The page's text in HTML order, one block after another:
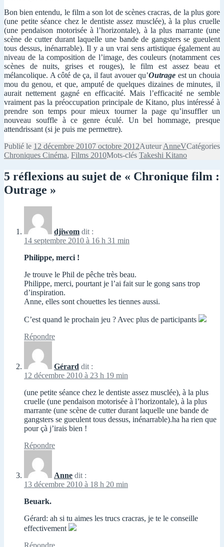
Bon bien entendu, le film a son lot de scènes cracras, de la plus gore
(une petite séance chez le dentiste assez musclée), à la plus cruelle
(une pendaison motorisée à l’horizontale), à la plus marrante (une
scène de cutter durant laquelle une bande de gangsters se gueulent
tous dessus, inénarrable). Il y a un vrai sens artistique également au
niveau de la composition de l’image, des couleurs (notamment ces
scènes de nuits, grises et rouges), le film est assez beau et
mélancolique. A côté de ça, il faut avouer qu’Outrage est un chouia
mou du genou, et que, amputé de quelques dizaines de minutes, il
aurait nettement gagné en efficacité. Mais l’efficacité ne semble
vraiment pas la préoccupation principale de Kitano, plus intéressé à
prendre son temps pour mieux tourner la page qu’insuffler un
nouveau souffle à ce genre éculé. Un bel hommage, presque
attendrissant (si je puis me permettre).
Publié le 12 décembre 20107 octobre 2012AuteurAnneVCatégories
Chroniques Cinéma, Films 2010Mots-clés Takeshi Kitano
5 réflexions au sujet de « Chronique film :
Outrage »
djiwom dit :
14 septembre 2010 à 16 h 31 min
Philippe, merci !
Je trouve le Phil de pêche très beau.
Philippe, merci, pourtant je l’ai fait sur le gong sans trop
d’inspiration.
Anne, elles sont chouettes les tiennes aussi.
C’est quand le prochain jeu ? Avec plus de participants
Répondre
Gérard dit :
12 décembre 2010 à 23 h 19 min
(une petite séance chez le dentiste assez musclée), à la plus
cruelle (une pendaison motorisée à l’horizontale), à la plus
marrante (une scène de cutter durant laquelle une bande de
gangsters se gueulent tous dessus, inénarrable).ha ha rien que
pour çà j’irais bien !
Répondre
Anne dit :
13 décembre 2010 à 18 h 20 min
Beuark.
Gérard: ah si tu aimes les trucs cracras, je te le conseille
effectivement